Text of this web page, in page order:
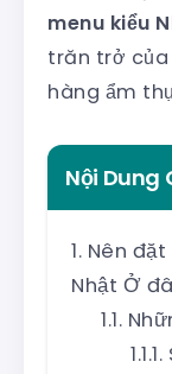
menu kiểu
trăn trở của
hàng ẩm
Nội Dung
Nên
Nhật Ở